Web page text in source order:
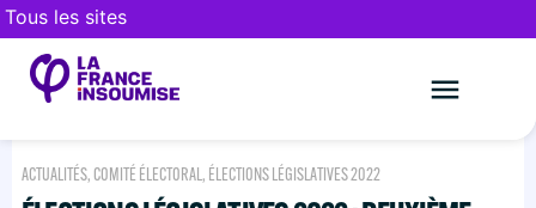
Tous les sites
ACTUALITÉS, COMITÉ ÉLECTORAL, ÉLECTIONS LÉGISLATIVES 2022